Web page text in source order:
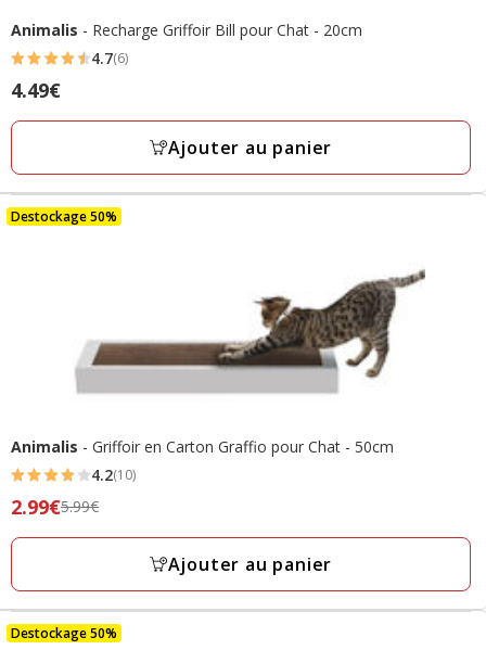
Animalis - Recharge Griffoir Bill pour Chat - 20cm
4.7
étoiles
avec
avis
4.7(6)
Prix
4.49€
4.49€
Ajouter au panier
Destockage 50%
Animalis - Griffoir en Carton Graffio pour Chat - 50cm
4.2
étoiles
avec
avis
4.2(10)
Prix
précédent
prix
final
2.99€
2.99€5.99€
Ajouter au panier
Destockage 50%